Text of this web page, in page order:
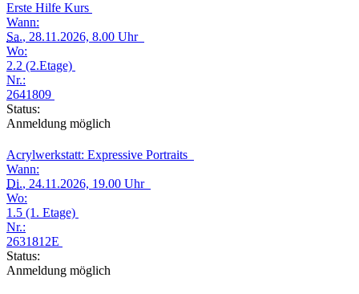
Erste Hilfe Kurs
Wann:
Sa., 28.11.2026, 8.00 Uhr
Wo:
2.2 (2.Etage)
Nr.:
2641809
Status:
Anmeldung möglich
Acrylwerkstatt: Expressive Portraits
Wann:
Di., 24.11.2026, 19.00 Uhr
Wo:
1.5 (1. Etage)
Nr.:
2631812E
Status:
Anmeldung möglich